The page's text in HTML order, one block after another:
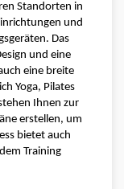
Standorten in
und
Das
und eine
eine breite
Yoga, Pilates
Ihnen zur
erstellen, um
bietet auch
Training